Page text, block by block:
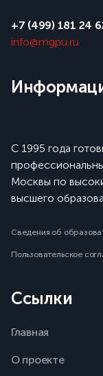
+7 (499) 181 24
info@mgpu.ru
С 1995 года
Москвы по
высшего
Сведения об
Пользовательское
Ссылки
Главная
О проекте